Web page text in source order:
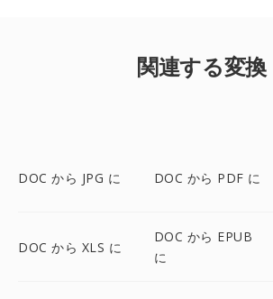
関連する変換
DOC から JPG に DOC から PDF に
DOC から XLS に
DOC から EPUB
に